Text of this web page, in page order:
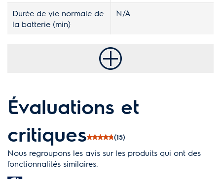
Durée de vie normale de
la batterie (min)
N/A
Évaluations et
critiques
(15)
Nous regroupons les avis sur les produits qui ont des
fonctionnalités similaires.